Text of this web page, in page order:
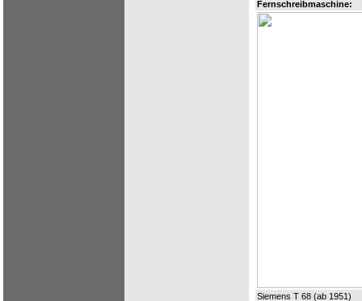
Fernschreibmaschine:
Siemens T 68 (ab 1951)